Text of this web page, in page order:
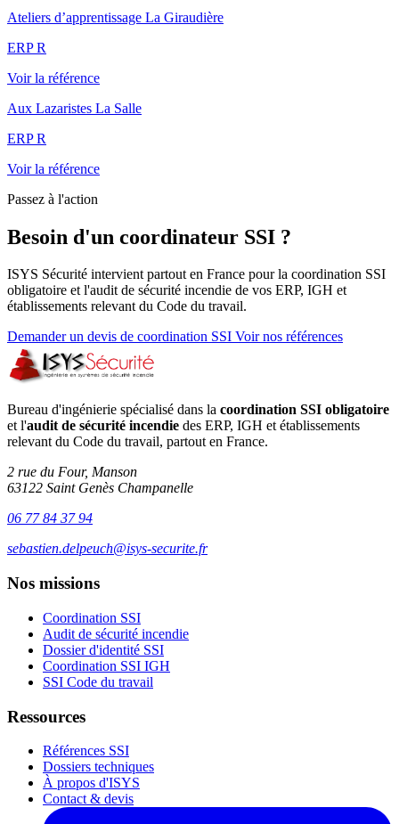
Ateliers d’apprentissage La Giraudière
ERP R
Voir la référence
Aux Lazaristes La Salle
ERP R
Voir la référence
Passez à l'action
Besoin d'un coordinateur SSI ?
ISYS Sécurité intervient partout en France pour la coordination SSI
obligatoire et l'audit de sécurité incendie de vos ERP, IGH et
établissements relevant du Code du travail.
Demander un devis de coordination SSI Voir nos références
Bureau d'ingénierie spécialisé dans la coordination SSI obligatoire
et l'audit de sécurité incendie des ERP, IGH et établissements
relevant du Code du travail, partout en France.
2 rue du Four, Manson
63122 Saint Genès Champanelle
06 77 84 37 94
sebastien.delpeuch@isys-securite.fr
Nos missions
Coordination SSI
Audit de sécurité incendie
Dossier d'identité SSI
Coordination SSI IGH
SSI Code du travail
Ressources
Références SSI
Dossiers techniques
À propos d'ISYS
Contact & devis